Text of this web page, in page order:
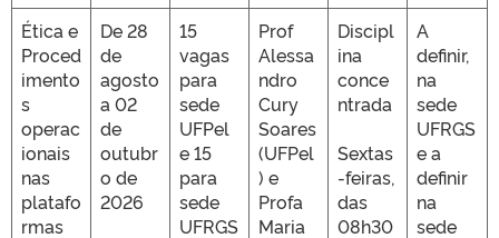
Ética e
Proced
imento
s
operac
ionais
nas
platafo
rmas
De 28
de
agosto
a 02
de
outubr
o de
2026
15
vagas
para
sede
UFPel
e 15
para
sede
UFRGS
Prof
Alessa
ndro
Cury
Soares
(UFPel
) e
Profa
Maria
Discipl
ina
conce
ntrada
Sextas
-feiras,
das
08h30
A
definir,
na
sede
UFRGS
e a
definir
na
sede